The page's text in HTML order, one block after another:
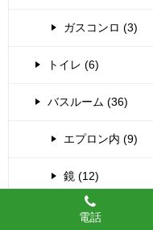
ガスコンロ (3)
トイレ (6)
バスルーム (36)
エプロン内 (9)
鏡 (12)
レンジフード (14)
電話